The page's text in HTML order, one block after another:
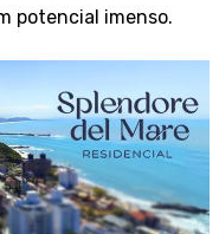
potencial imenso.